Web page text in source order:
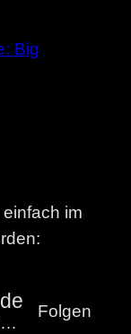
Big
im
@torstenn@torstennienaber.de
Folgen